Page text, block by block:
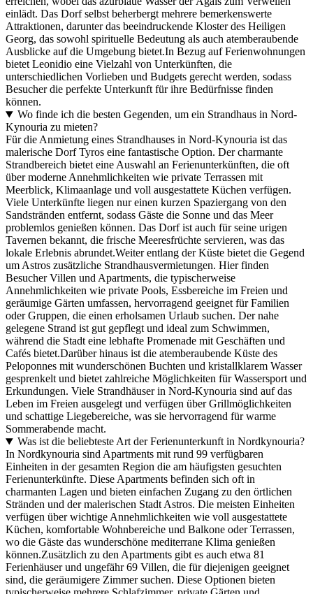
einlädt. Das Dorf selbst beherbergt mehrere bemerkenswerte
Attraktionen, darunter das beeindruckende Kloster des Heiligen
Georg, das sowohl spirituelle Bedeutung als auch atemberaubende
Ausblicke auf die Umgebung bietet.In Bezug auf Ferienwohnungen
bietet Leonidio eine Vielzahl von Unterkünften, die
unterschiedlichen Vorlieben und Budgets gerecht werden, sodass
Besucher die perfekte Unterkunft für ihre Bedürfnisse finden
können.
Wo finde ich die besten Gegenden, um ein Strandhaus in Nord-
Kynouria zu mieten?
Für die Anmietung eines Strandhauses in Nord-Kynouria ist das
malerische Dorf Tyros eine fantastische Option. Der charmante
Strandbereich bietet eine Auswahl an Ferienunterkünften, die oft
über moderne Annehmlichkeiten wie private Terrassen mit
Meerblick, Klimaanlage und voll ausgestattete Küchen verfügen.
Viele Unterkünfte liegen nur einen kurzen Spaziergang von den
Sandstränden entfernt, sodass Gäste die Sonne und das Meer
problemlos genießen können. Das Dorf ist auch für seine urigen
Tavernen bekannt, die frische Meeresfrüchte servieren, was das
lokale Erlebnis abrundet.Weiter entlang der Küste bietet die Gegend
um Astros zusätzliche Strandhausvermietungen. Hier finden
Besucher Villen und Apartments, die typischerweise
Annehmlichkeiten wie private Pools, Essbereiche im Freien und
geräumige Gärten umfassen, hervorragend geeignet für Familien
oder Gruppen, die einen erholsamen Urlaub suchen. Der nahe
gelegene Strand ist gut gepflegt und ideal zum Schwimmen,
während die Stadt eine lebhafte Promenade mit Geschäften und
Cafés bietet.Darüber hinaus ist die atemberaubende Küste des
Peloponnes mit wunderschönen Buchten und kristallklarem Wasser
gesprenkelt und bietet zahlreiche Möglichkeiten für Wassersport und
Erkundungen. Viele Strandhäuser in Nord-Kynouria sind auf das
Leben im Freien ausgelegt und verfügen über Grillmöglichkeiten
und schattige Liegebereiche, was sie hervorragend für warme
Sommerabende macht.
Was ist die beliebteste Art der Ferienunterkunft in Nordkynouria?
In Nordkynouria sind Apartments mit rund 99 verfügbaren
Einheiten in der gesamten Region die am häufigsten gesuchten
Ferienunterkünfte. Diese Apartments befinden sich oft in
charmanten Lagen und bieten einfachen Zugang zu den örtlichen
Stränden und der malerischen Stadt Astros. Die meisten Einheiten
verfügen über wichtige Annehmlichkeiten wie voll ausgestattete
Küchen, komfortable Wohnbereiche und Balkone oder Terrassen,
wo die Gäste das wunderschöne mediterrane Klima genießen
können.Zusätzlich zu den Apartments gibt es auch etwa 81
Ferienhäuser und ungefähr 69 Villen, die für diejenigen geeignet
sind, die geräumigere Zimmer suchen. Diese Optionen bieten